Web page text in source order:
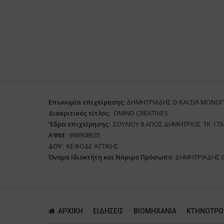
Επωνυμία επιχείρησης: ΔΗΜΗΤΡΙΑΔΗΣ Θ ΚΑΙ ΣΙΑ
Διακριτικός τίτλος: ΟΜΙΝD CREATIVES
‘Eδρα επιχείρησης: ΣΟΥΛΙΟΥ 8 ΑΓΙΟΣ ΔΗΜΗΤΡΙΟΣ ΤΚ
ΑΦΜ: 998908635
ΔΟΥ: ΚΕΦΟΔΕ ΑΤΤΙΚΗΣ
Όνομα Ιδιοκτήτη και Νόμιμο Πρόσωπο: ΔΗΜΗΤΡΙΑΔΗΣ
ΑΡΧΙΚΗ ΕΙΔΗΣΕΙΣ ΒΙΟΜΗΧΑΝΙΑ